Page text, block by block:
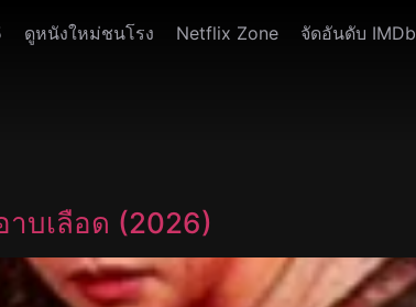
ดูหนังใหม่ชนโรง Netflix Zone จัดอันดับ IMDb
บเลือด (2026)